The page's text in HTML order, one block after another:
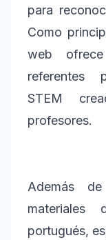
para
Como
web
referentes
STEM
profesores.
Además
materiales
portugués,